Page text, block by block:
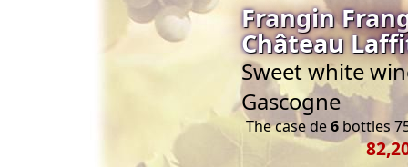
Frangin
Château
Sweet white
Gascogne
The case de6 bottles